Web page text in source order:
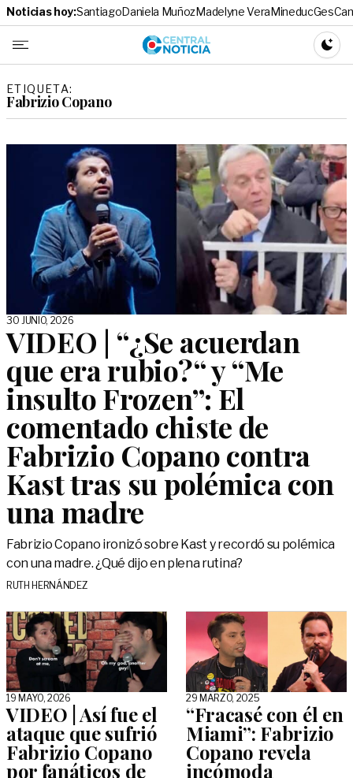
Noticias hoy:SantiagoDaniela MuñozMadelyne VeraMineducGes
Central
ETIQUETA:
Fabrizio Copano
30 JUNIO, 2026
VIDEO | “¿Se acuerdan
que era rubio?“ y “Me
insulto Frozen”: El
comentado chiste de
Fabrizio Copano contra
Kast tras su polémica con
una madre
Fabrizio Copano ironizó sobre Kast y recordó su polémica
con una madre. ¿Qué dijo en plena rutina?
RUTH HERNÁNDEZ
19 MAYO, 2026
VIDEO | Así fue el
ataque que sufrió
Fabrizio Copano
por fanáticos de
29 MARZO, 2025
“Fracasé con él en
Miami”: Fabrizio
Copano revela
incómoda